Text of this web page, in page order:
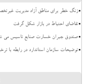
زنگ خطر برای مناطق آزاد مدیریت
تقاضای احتیاط در بازار شکل گرفت
صندوق جبران خسارت صنایع تاسیس می
توضیحات سازمان استاندارد در رابطه با